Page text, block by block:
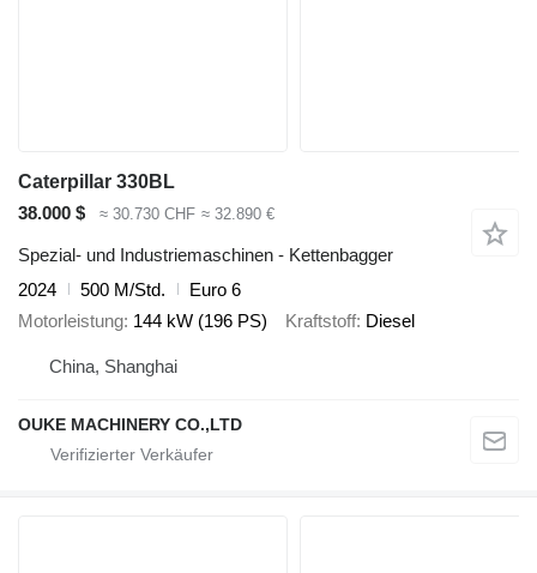
Caterpillar 330BL
38.000 $
≈ 30.730 CHF ≈ 32.890 €
Spezial- und Industriemaschinen - Kettenbagger
2024
500 M/Std.
Euro 6
Motorleistung 144 kW (196 PS) Kraftstoff Diesel
China, Shanghai
OUKE MACHINERY CO.,LTD